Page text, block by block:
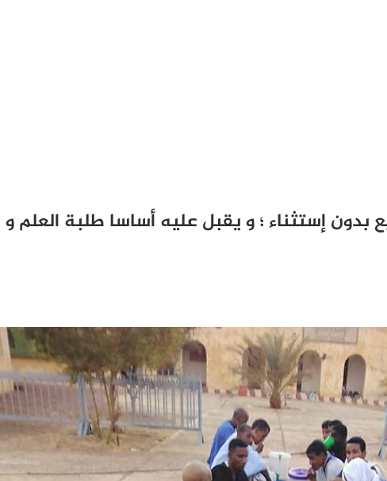
بدون إستثناء ؛ و يقبل عليه أساسا طلبة العلم و